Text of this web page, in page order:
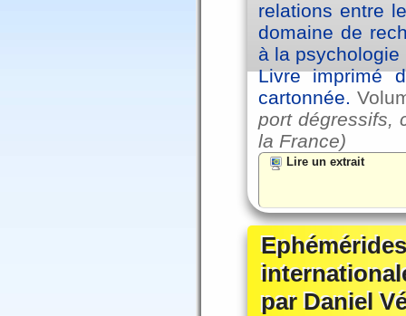
relations entre
domaine de
à la
Livre imprimé
cartonnée.
port dégressifs,
la France)
Lire un extrait
par Daniel